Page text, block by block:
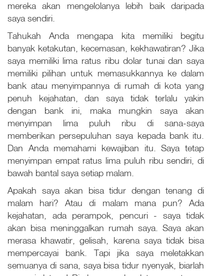
mereka akan mengelolanya lebih baik daripada
saya sendiri.
Tahukah Anda mengapa kita memiliki begitu
banyak ketakutan, kecemasan, kekhawatiran? Jika
saya memiliki lima ratus ribu dolar tunai dan saya
memiliki pilihan untuk memasukkannya ke dalam
bank atau menyimpannya di rumah di kota yang
penuh kejahatan, dan saya tidak terlalu yakin
dengan bank ini, maka mungkin saya akan
menyimpan lima puluh ribu di sana-saya
memberikan persepuluhan saya kepada bank itu.
Dan Anda memahami kewajiban itu. Saya tetap
menyimpan empat ratus lima puluh ribu sendiri, di
bawah bantal saya setiap malam.
Apakah saya akan bisa tidur dengan tenang di
malam hari? Atau di malam mana pun? Ada
kejahatan, ada perampok, pencuri - saya tidak
akan bisa meninggalkan rumah saya. Saya akan
merasa khawatir, gelisah, karena saya tidak bisa
mempercayai bank. Tapi jika saya meletakkan
semuanya di sana, saya bisa tidur nyenyak, biarlah